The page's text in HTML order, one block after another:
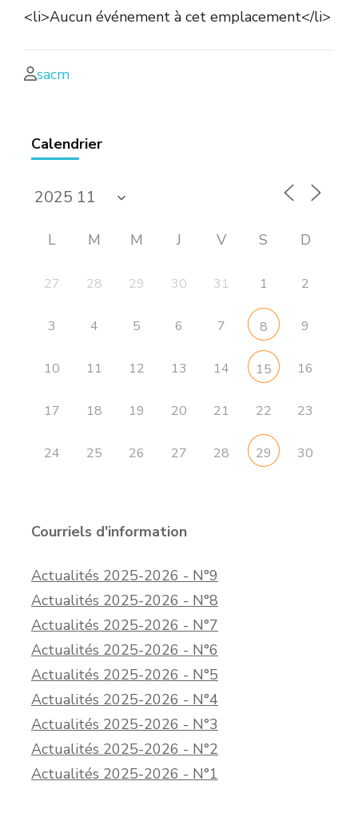
<li>Aucun événement à cet emplacement</li>
sacm
Calendrier
L M M J V S D
27 28 29 30 31 1 2
3 4 5 6 7 8 9
10 11 12 13 14 15 16
17 18 19 20 21 22 23
24 25 26 27 28 29 30
Courriels d'information
Actualités 2025-2026 - N°9
Actualités 2025-2026 - N°8
Actualités 2025-2026 - N°7
Actualités 2025-2026 - N°6
Actualités 2025-2026 - N°5
Actualités 2025-2026 - N°4
Actualités 2025-2026 - N°3
Actualités 2025-2026 - N°2
Actualités 2025-2026 - N°1